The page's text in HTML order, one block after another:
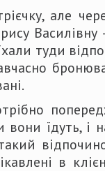
але
туди
їдуть, і
в